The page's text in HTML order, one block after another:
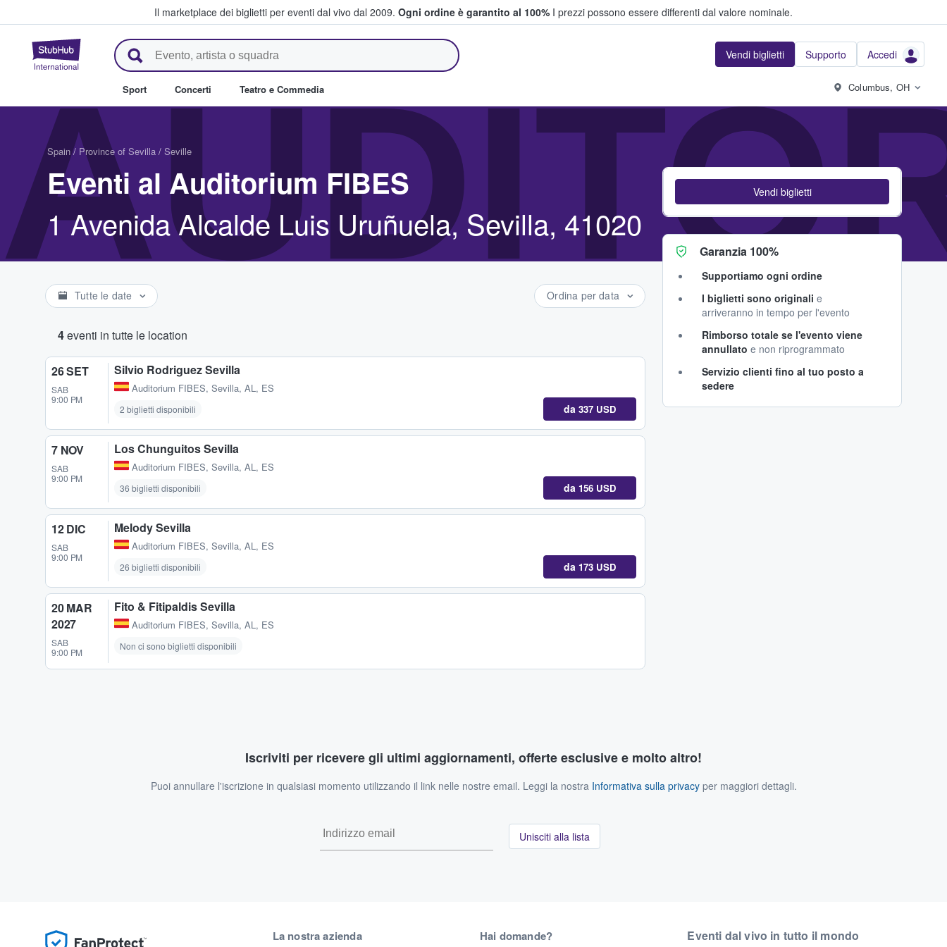
Il marketplace dei biglietti per eventi dal vivo dal 2009. Ogni ordine è garantito al 100% I prezzi possono essere differenti dal valore nominale.
StubHub - Dove i fan comprano e vendono biglietti Vendi biglietti Supporto Accedi
Sport Concerti Teatro e Commedia Columbus, OH
Spain / Province of Sevilla / Seville
Eventi al Auditorium FIBES
1 Avenida Alcalde Luis Uruñuela, Sevilla, 41020
Tutte le date Ordina per data
4eventi in tutte le location
26 SET
SAB
9:00 PM
Silvio Rodriguez Sevilla
Auditorium FIBES, Sevilla, AL, ES
2 biglietti disponibili da 337 USD
7 NOV
SAB
9:00 PM
Los Chunguitos Sevilla
Auditorium FIBES, Sevilla, AL, ES
36 biglietti disponibili da 156 USD
12 DIC
SAB
9:00 PM
Melody Sevilla
Auditorium FIBES, Sevilla, AL, ES
26 biglietti disponibili da 173 USD
20 MAR
2027
SAB
9:00 PM
Fito & Fitipaldis Sevilla
Auditorium FIBES, Sevilla, AL, ES
Non ci sono biglietti disponibili
Vendi biglietti
Garanzia 100%
Supportiamo ogni ordine
I biglietti sono originali e
arriveranno in tempo per l'evento
Rimborso totale se l'evento viene
annullato e non riprogrammato
Servizio clienti fino al tuo posto a
sedere
Iscriviti per ricevere gli ultimi aggiornamenti, offerte esclusive e molto altro!
Puoi annullare l'iscrizione in qualsiasi momento utilizzando il link nelle nostre email. Leggi la nostra Informativa sulla privacyper maggiori dettagli.
Unisciti alla lista
La nostra azienda Hai domande? Eventi dal vivo in tutto il mondo